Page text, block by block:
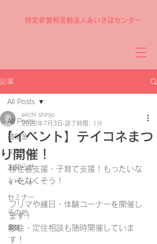
特定非営利活動法人あいさぽセンター
記事
All Posts
補助金
スクール
お知らせ
イベント
セミナー
その他
募集
All Posts
【イベント】テイコネまつ
り開催！
eiichi shinjo
2022年7月3日 読了時間: 1分
移住者支援・子育て支援！もったいな
いをなくそう！
フリマや縁日・体験コーナーを開催し
ます！
移住・定住相談も随時開催していま
す！